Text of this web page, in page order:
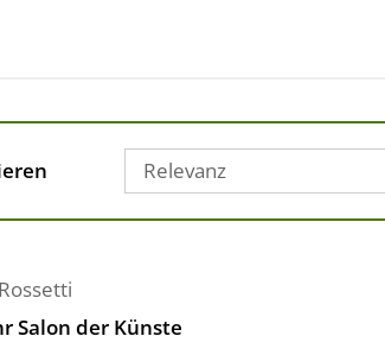
Relevanz
Salon der Künste